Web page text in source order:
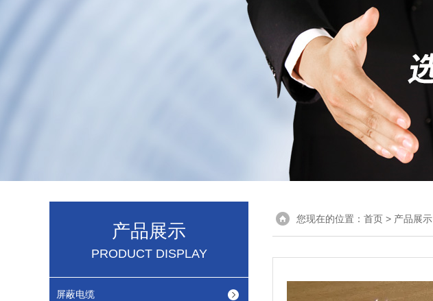
产品展示
PRODUCT DISPLAY
屏蔽电缆
您现在的位置： 首页 > 产品展示